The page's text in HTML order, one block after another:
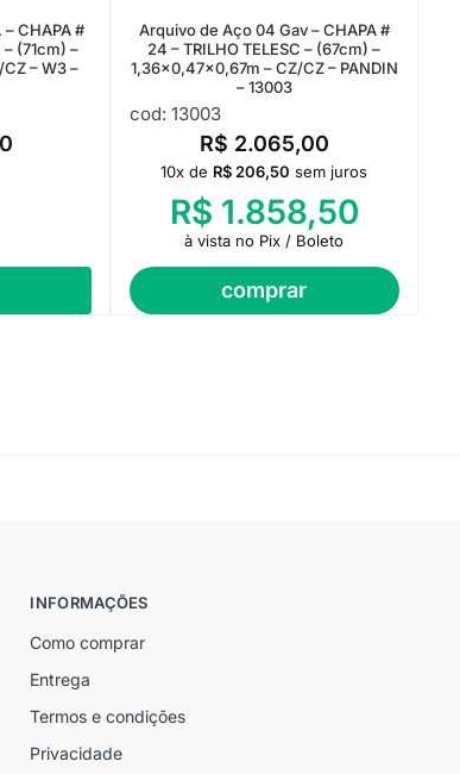
CHAPA #
– (71cm) –
– W3 –
Arquivo de Aço 04 Gav – CHAPA #
24 – TRILHO TELESC – (67cm) –
1,36×0,47×0,67m – CZ/CZ – PANDIN
– 13003
cod: 13003
R$ 2.065,00
comprar
10x de R$ 206,50 sem juros
R$ 1.858,50
à vista no Pix / Boleto
INFORMAÇÕES
Como comprar
Entrega
Termos e condições
Privacidade